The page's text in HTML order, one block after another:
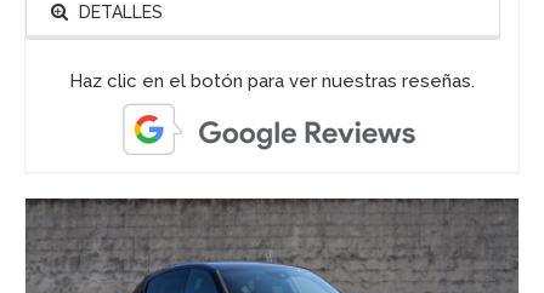
DETALLES
Haz clic en el botón para ver nuestras reseñas.